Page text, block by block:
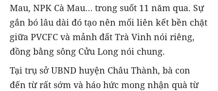
Mau, NPK Cà Mau… trong suốt 11 năm qua. Sự
gắn bó lâu dài đó tạo nên mối liên kết bền chặt
giữa PVCFC và mảnh đất Trà Vinh nói riêng,
đồng bằng sông Cửu Long nói chung.
Tại trụ sở UBND huyện Châu Thành, bà con
đến từ rất sớm và háo hức mong nhận quà từ